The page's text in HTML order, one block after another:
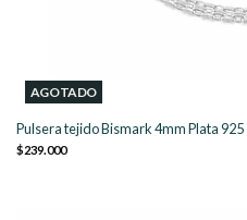
AGOTADO
Pulsera tejido Bismark 4mm Plata 925
$239.000